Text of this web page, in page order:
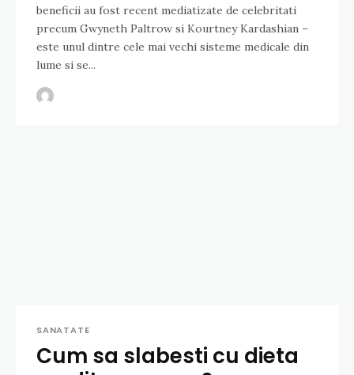
beneficii au fost recent mediatizate de celebritati
precum Gwyneth Paltrow si Kourtney Kardashian –
este unul dintre cele mai vechi sisteme medicale din
lume si se...
SANATATE
Cum sa slabesti cu dieta